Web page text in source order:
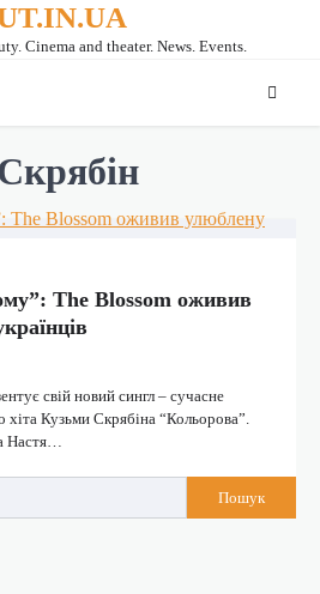
Cinema and theater. News. Events.
The Blossom оживив
свій новий сингл – сучасне
хіта Кузьми Скрябіна “Кольорова”.
Настя…
Пошук